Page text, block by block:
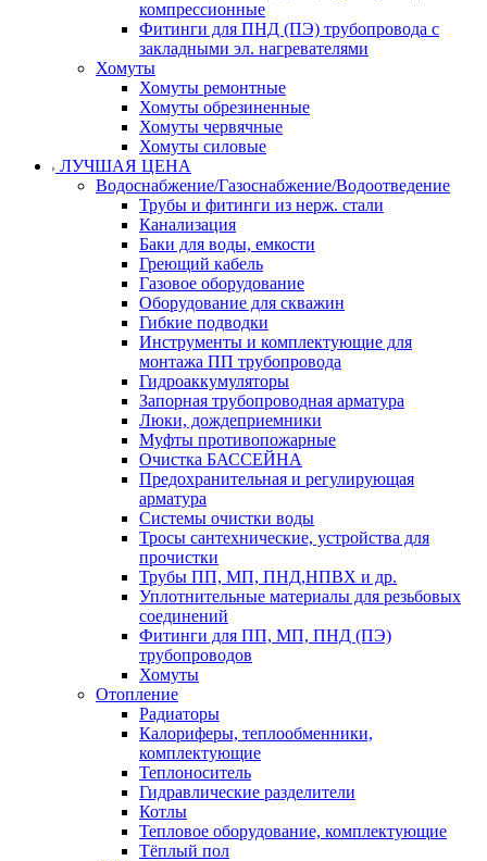
компрессионные
Фитинги для ПНД (ПЭ) трубопровода с
закладными эл. нагревателями
Хомуты
Хомуты ремонтные
Хомуты обрезиненные
Хомуты червячные
Хомуты силовые
ЛУЧШАЯ ЦЕНА
Водоснабжение/Газоснабжение/Водоотведение
Трубы и фитинги из нерж. стали
Канализация
Баки для воды, емкости
Греющий кабель
Газовое оборудование
Оборудование для скважин
Гибкие подводки
Инструменты и комплектующие для
монтажа ПП трубопровода
Гидроаккумуляторы
Запорная трубопроводная арматура
Люки, дождеприемники
Муфты противопожарные
Очистка БАССЕЙНА
Предохранительная и регулирующая
арматура
Системы очистки воды
Тросы сантехнические, устройства для
прочистки
Трубы ПП, МП, ПНД,НПВХ и др.
Уплотнительные материалы для резьбовых
соединений
Фитинги для ПП, МП, ПНД (ПЭ)
трубопроводов
Хомуты
Отопление
Радиаторы
Калориферы, теплообменники,
комплектующие
Теплоноситель
Гидравлические разделители
Котлы
Тепловое оборудование, комплектующие
Тёплый пол